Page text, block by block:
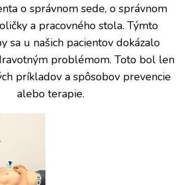
o správnom sede, o správnom
a pracovného stola. Týmto
sa u našich pacientov dokázalo
problémom. Toto bol len
príkladov a spôsobov prevencie
alebo terapie.